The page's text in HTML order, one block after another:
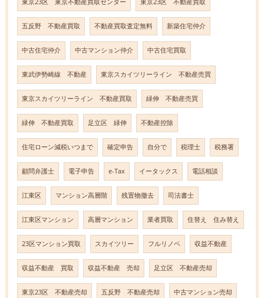
東京23区 東京不動産買取センター 東京23区 不動産買取
五反野 不動産買取 不動産買取査定無料 新築住宅仲介
中古住宅仲介 中古マンション仲介 中古住宅買取
東武伊勢崎線 不動産 東京スカイツリーライン 不動産売買
東京スカイツリーライン 不動産買取 緑伸 不動産売買
緑伸 不動産買取 足立区 緑伸 不動産控除
住宅ローン減税いつまで 確定申告 自分で 税理士 税務署
顧問弁護士 電子申告 e-Tax イータックス 電話相談
江東区 マンション高層階 残置物撤去 司法書士
江東区マンション 高層マンション 業者買取 住替え 住み替え
23区マンション買取 スカイツリー フルリノベ 収益不動産
収益不動産 買取 収益不動産 売却 足立区 不動産売却
東京23区 不動産売却 五反野 不動産売却 中古マンション売却